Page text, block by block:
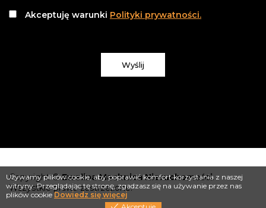
Akceptuję warunki Polityki prywatności.
Wyślij
Copyright ©Ewelina Machnica Nieruchomości.
Wszystkie prawa zastrzeżone.
Używamy plików cookie, aby poprawić komfort korzystania z naszej
witryny. Przeglądając tę stronę, zgadzasz się na używanie przez nas
plików cookie Dowiedz się więcej